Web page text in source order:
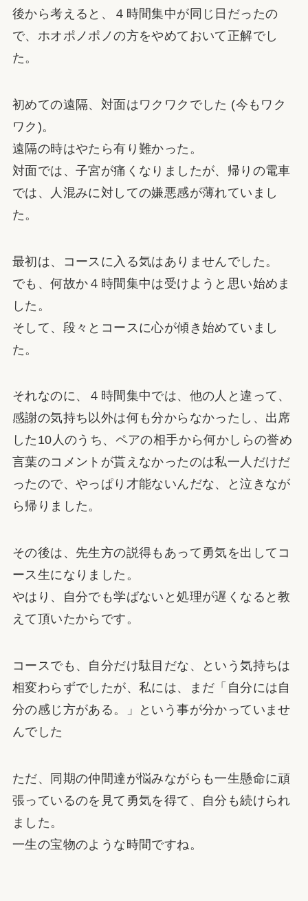
後から考えると、４時間集中が同じ日だったの
で、ホオポノポノの方をやめておいて正解でし
た。
初めての遠隔、対面はワクワクでした (今もワク
ワク)。
遠隔の時はやたら有り難かった。
対面では、子宮が痛くなりましたが、帰りの電車
では、人混みに対しての嫌悪感が薄れていまし
た。
最初は、コースに入る気はありませんでした。
でも、何故か４時間集中は受けようと思い始めま
した。
そして、段々とコースに心が傾き始めていまし
た。
それなのに、４時間集中では、他の人と違って、
感謝の気持ち以外は何も分からなかったし、出席
した10人のうち、ペアの相手から何かしらの誉め
言葉のコメントが貰えなかったのは私一人だけだ
ったので、やっぱり才能ないんだな、と泣きなが
ら帰りました。
その後は、先生方の説得もあって勇気を出してコ
ース生になりました。
やはり、自分でも学ばないと処理が遅くなると教
えて頂いたからです。
コースでも、自分だけ駄目だな、という気持ちは
相変わらずでしたが、私には、まだ「自分には自
分の感じ方がある。」という事が分かっていませ
んでした
ただ、同期の仲間達が悩みながらも一生懸命に頑
張っているのを見て勇気を得て、自分も続けられ
ました。
一生の宝物のような時間ですね。